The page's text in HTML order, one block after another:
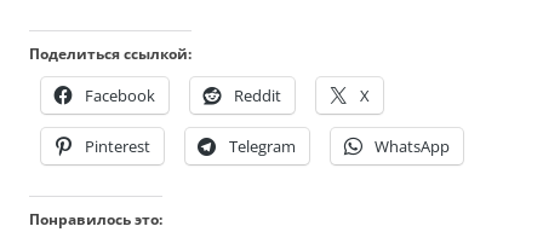
Поделиться ссылкой:
Facebook Reddit X
Pinterest Telegram WhatsApp
Понравилось это: